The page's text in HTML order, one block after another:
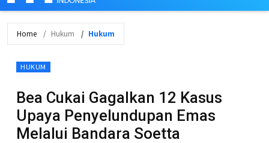
Home Hukum Hukum
HUKUM
Bea Cukai Gagalkan 12 Kasus
Upaya Penyelundupan Emas
Melalui Bandara Soetta